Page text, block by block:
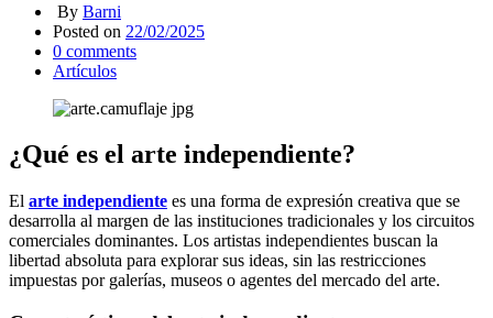
By Barni
Posted on 22/02/2025
0 comments
Artículos
¿Qué es el arte independiente?
El arte independiente es una forma de expresión creativa que se
desarrolla al margen de las instituciones tradicionales y los circuitos
comerciales dominantes. Los artistas independientes buscan la
libertad absoluta para explorar sus ideas, sin las restricciones
impuestas por galerías, museos o agentes del mercado del arte.